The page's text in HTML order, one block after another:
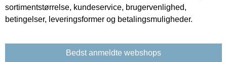
sortimentstørrelse, kundeservice, brugervenlighed,
betingelser, leveringsformer og betalingsmuligheder.
Bedst anmeldte webshops